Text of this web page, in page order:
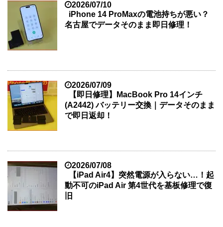
2026/07/10
iPhone 14 ProMaxの電池持ちが悪い？
名古屋でデータそのまま即日修理！
2026/07/09
【即日修理】MacBook Pro 14インチ
(A2442) バッテリー交換｜データそのまま
で即日返却！
2026/07/08
【iPad Air4】突然電源が入らない…！起
動不可のiPad Air 第4世代を基板修理で復
旧